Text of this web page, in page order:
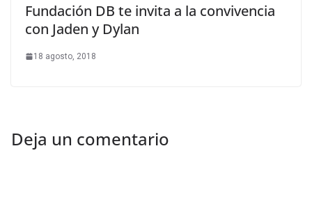
Fundación DB te invita a la convivencia
con Jaden y Dylan
18 agosto, 2018
Deja un comentario